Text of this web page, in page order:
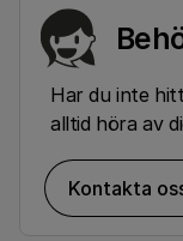
Har du inte
alltid höra av
Kontakta